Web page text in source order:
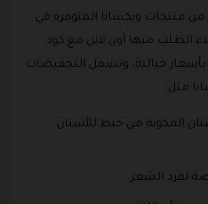
منتجات ويكسانا المتوفرة في
الطلب منها أون لاين مع كود
خيالية، وتشمل التخفيضات
مثل:
المكونة من خيط للأسنان
لفرد الشعر.